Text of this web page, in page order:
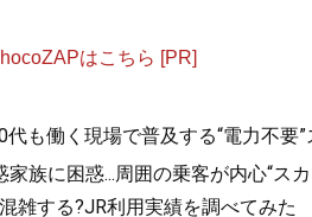
はこちら [PR]
も働く現場で普及する“電力不要
族に困惑...周囲の乗客が内心“ス
雑する?JR利用実績を調べてみた